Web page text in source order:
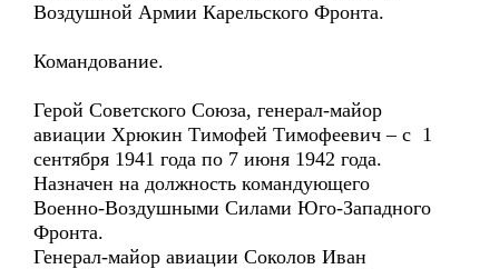
Воздушной Армии Карельского Фронта.
Командование.
Герой Советского Союза, генерал-майор
авиации Хрюкин Тимофей Тимофеевич – с 1
сентября 1941 года по 7 июня 1942 года.
Назначен на должность командующего
Военно-Воздушными Силами Юго-Западного
Фронта.
Генерал-майор авиации Соколов Иван